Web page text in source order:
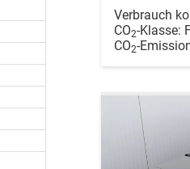
Verbrauch
CO2-Klasse:
CO2-